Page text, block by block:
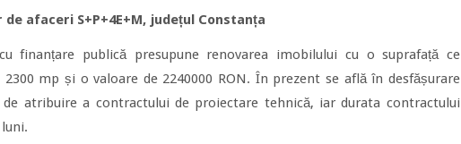
afaceri S+P+4E+M, județul Constanța
finanțare publică presupune renovarea imobilului cu o suprafață ce
2300 mp și o valoare de 2240000 RON. În prezent se află în desfășurare
de atribuire a contractului de proiectare tehnică, iar durata contractului